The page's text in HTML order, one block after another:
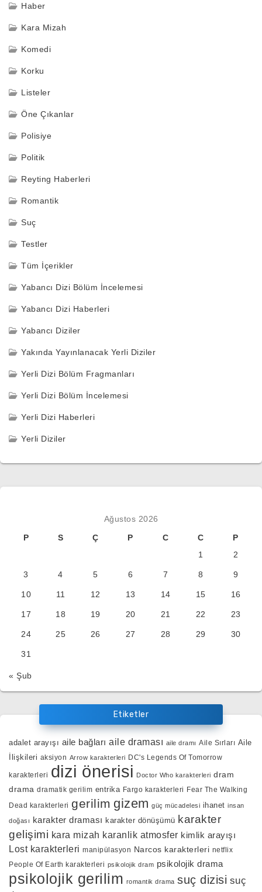
Haber
Kara Mizah
Komedi
Korku
Listeler
Öne Çıkanlar
Polisiye
Politik
Reyting Haberleri
Romantik
Suç
Testler
Tüm İçerikler
Yabancı Dizi Bölüm İncelemesi
Yabancı Dizi Haberleri
Yabancı Diziler
Yakında Yayınlanacak Yerli Diziler
Yerli Dizi Bölüm Fragmanları
Yerli Dizi Bölüm İncelemesi
Yerli Dizi Haberleri
Yerli Diziler
Ağustos 2026
P
S Ç P C C
P
1
2
3 4 5 6 7 8 9
10 11 12 13 14 15 16
17 18 19 20 21 22 23
24 25 26 27 28 29 30
31
« Şub
Etiketler
adalet arayışı aile bağları aile draması aile dramı Aile Sırları Aile
İlişkileri aksiyon Arrow karakterleri DC's Legends Of Tomorrow
karakterleri dizi önerisi Doctor Who karakterleri dram
drama dramatik gerilim entrika Fargo karakterleri Fear The Walking
Dead karakterleri gerilim gizem güç mücadelesi ihanet insan
doğası karakter draması karakter dönüşümü karakter
gelişimi kara mizah karanlik atmosfer kimlik arayışı
Lost karakterleri manipülasyon Narcos karakterleri netflix
People Of Earth karakterleri psikolojik dram psikolojik drama
psikolojik gerilim romantik drama suç dizisi suç